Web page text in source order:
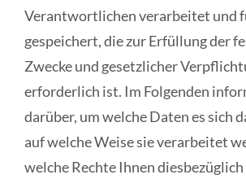
Verantwortlichen verarbeitet und
gespeichert, die zur Erfüllung der
Zwecke und gesetzlicher
erforderlich ist. Im Folgenden
darüber, um welche Daten es sich
auf welche Weise sie verarbeitet
welche Rechte Ihnen